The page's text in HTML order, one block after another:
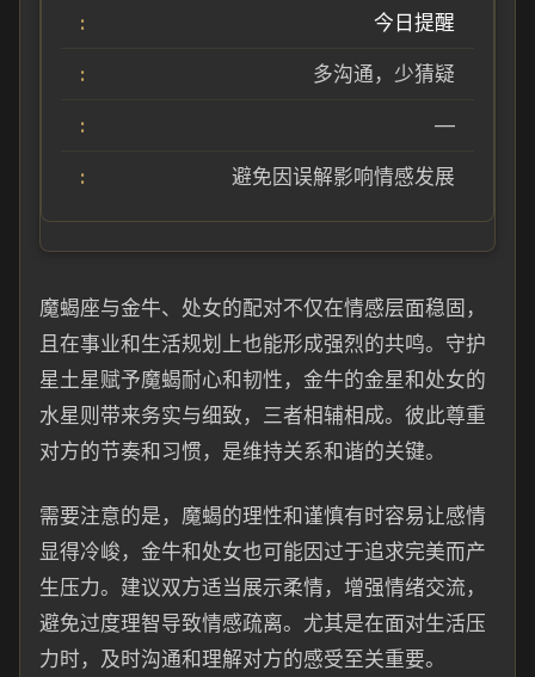
今日提醒
多沟通，少猜疑
—
避免因误解影响情感发展
魔蝎座与金牛、处女的配对不仅在情感层面稳固，
且在事业和生活规划上也能形成强烈的共鸣。守护
星土星赋予魔蝎耐心和韧性，金牛的金星和处女的
水星则带来务实与细致，三者相辅相成。彼此尊重
对方的节奏和习惯，是维持关系和谐的关键。
需要注意的是，魔蝎的理性和谨慎有时容易让感情
显得冷峻，金牛和处女也可能因过于追求完美而产
生压力。建议双方适当展示柔情，增强情绪交流，
避免过度理智导致情感疏离。尤其是在面对生活压
力时，及时沟通和理解对方的感受至关重要。